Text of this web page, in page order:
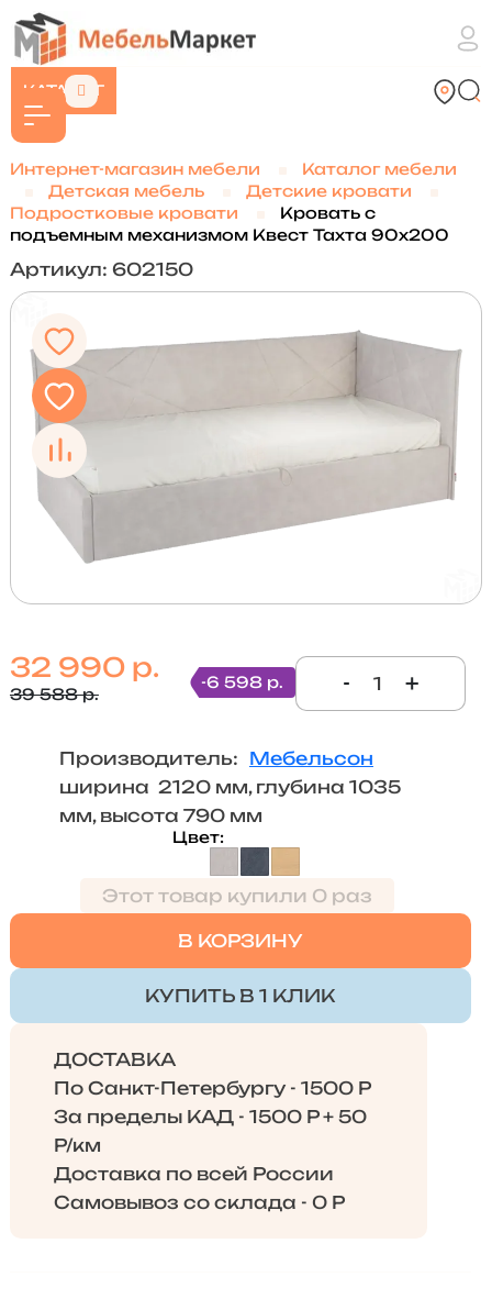
КАТАЛОГ
Интернет-магазин мебели
Каталог мебели
Детская мебель
Детские кровати
Подростковые кровати
Кровать с
подъемным механизмом Квест Тахта 90х200
Артикул: 602150
32 990 р.
39 588 р.
-6 598 р. - +
Производитель: Мебельсон
ширина 2120 мм, глубина 1035
мм, высота 790 мм
Цвет
Этот товар купили 0 раз
В КОРЗИНУ
КУПИТЬ В 1 КЛИК
ДОСТАВКА
По Санкт-Петербургу - 1500 Р
За пределы КАД - 1500 Р + 50
Р/км
Доставка по всей России
Самовывоз со склада - 0 Р